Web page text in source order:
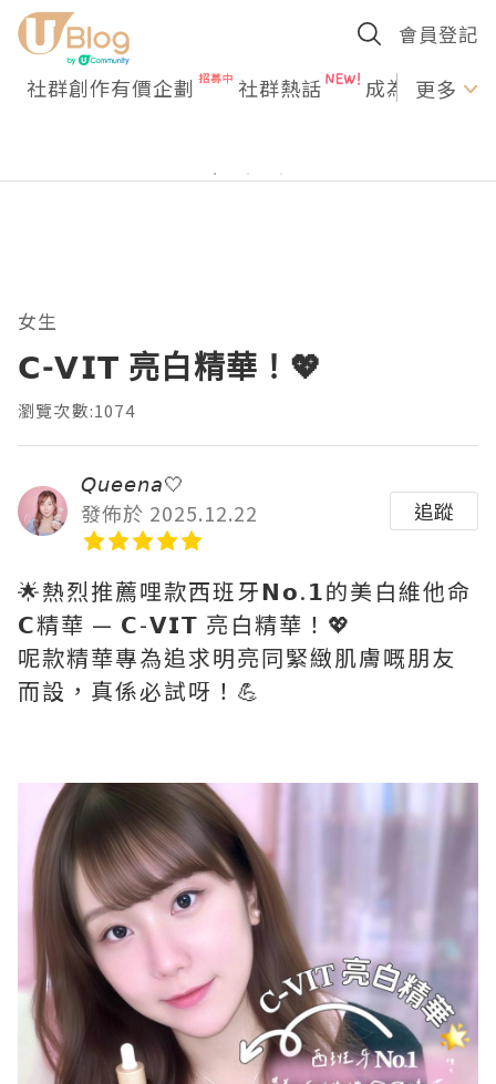
會員登記
社群創作有價企劃 社群熱話 成為U更多
女生
𝗖-𝗩𝗜𝗧 亮白精華！💖
瀏覽次數:1074
𝘘𝘶𝘦𝘦𝘯𝘢🤍
發佈於 2025.12.22
追蹤
🌟熱烈推薦哩款西班牙𝗡𝗼.𝟭的美白維他命
𝗖精華 — 𝗖-𝗩𝗜𝗧 亮白精華！💖
呢款精華專為追求明亮同緊緻肌膚嘅朋友
而設，真係必試呀！💪